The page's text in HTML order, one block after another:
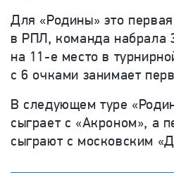
Для «Родины» это
в РПЛ, команда набрала
на 11-е место в
с 6 очками занимает
В следующем туре
сыграет с «Акроном», а
сыграют с московским